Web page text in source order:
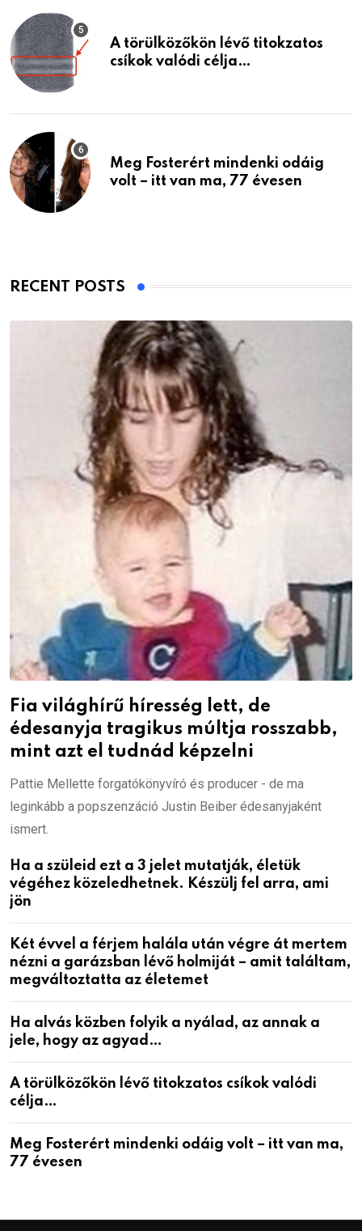
A törülközőkön lévő titokzatos
csíkok valódi célja…
Meg Fosterért mindenki odáig
volt – itt van ma, 77 évesen
RECENT POSTS
Fia világhírű híresség lett, de
édesanyja tragikus múltja rosszabb,
mint azt el tudnád képzelni
Pattie Mellette forgatókönyvíró és producer - de ma
leginkább a popszenzáció Justin Beiber édesanyjaként
ismert.
Ha a szüleid ezt a 3 jelet mutatják, életük
végéhez közeledhetnek. Készülj fel arra, ami
jön
Két évvel a férjem halála után végre át mertem
nézni a garázsban lévő holmiját – amit találtam,
megváltoztatta az életemet
Ha alvás közben folyik a nyálad, az annak a
jele, hogy az agyad…
A törülközőkön lévő titokzatos csíkok valódi
célja…
Meg Fosterért mindenki odáig volt – itt van ma,
77 évesen